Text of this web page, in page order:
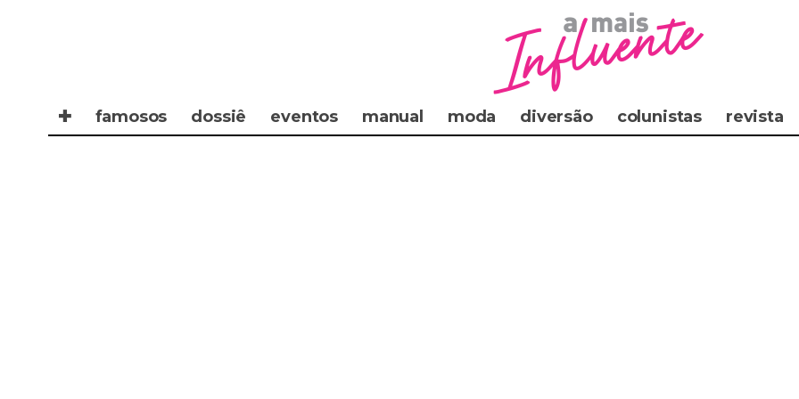
✚ famosos dossiê eventos manual moda diversão colunistas revista